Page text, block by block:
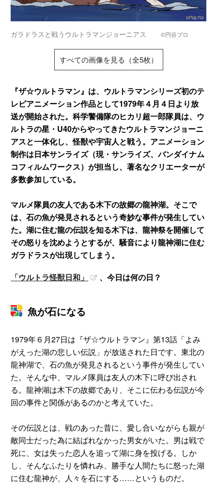
ガラドラスと戦うウルトラマンジョーニアス ©円谷プロ
すべての画像を見る（全5枚）
『ザ☆ウルトラマン』は、ウルトラマンシリーズ初のテ
レビアニメーション作品として1979年４月４日より放
送が開始された。科学警備隊のヒカリ超一郎隊員は、ウ
ルトラの星・U40からやってきたウルトラマンジョーニ
アスと一体化し、怪獣や宇宙人と戦う。アニメーション
制作は日本サンライズ（現・サンライズ、バンダイナム
コフィルムワークス）が担当し、著名なクリエーターが
多数参加している。
マルメ隊員の友人である木下の故郷の龍神湖。そこで
は、石の魚が発見されるという奇妙な事件が発生してい
た。湖に住む龍の伝説を知る木下は、龍神祭を開催して
その怒りを沈めようとするが、騒音により龍神湖に住む
ガラドラスが出現してしまう。
「ウルトラ怪獣日和」
、今日は何の日？
魚が石になる
1979年６月27日は『ザ☆ウルトラマン』第13話「よみ
がえった湖の悲しい伝説」が放送された日です。東北の
龍神湖で、石の魚が発見されるという事件が発生してい
た。そんな中、マルメ隊員は友人の木下に呼び出され
る。龍神湖は木下の故郷であり、そこに伝わる伝説が今
回の事件と関係があるのかと考えていた。
その伝説とは、戦のあった昔に、愛し合いながらも親が
敵同士だった為に結ばれなかった男女がいた。男は戦で
死に、女は失った恋人を追って湖に身を投げる。しか
し、そんなふたりを憐れみ、勝手な人間たちに怒った湖
に住む龍神が、人々を石にする……というものだ。